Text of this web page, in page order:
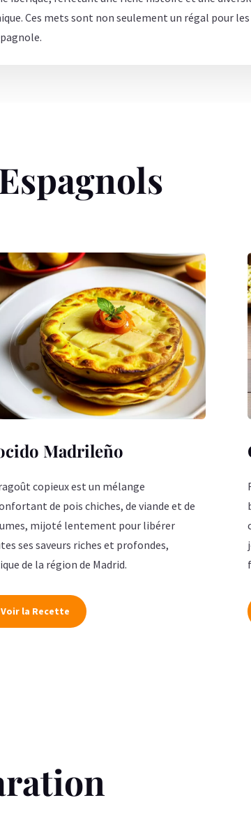
Ces mets sont non seulement un régal pour
Madrileño
copieux est un mélange
de pois chiches, de viande et de
mijoté lentement pour libérer
ses saveurs riches et profondes,
de la région de Madrid.
Voir la Recette